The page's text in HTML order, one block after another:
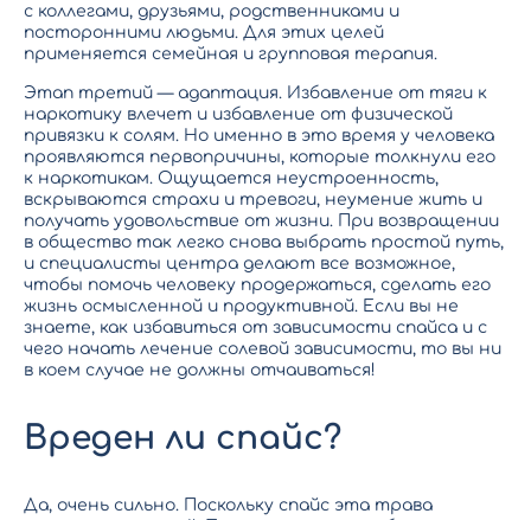
с коллегами, друзьями, родственниками и
посторонними людьми. Для этих целей
применяется семейная и групповая терапия.
Этап третий — адаптация. Избавление от тяги к
наркотику влечет и избавление от физической
привязки к солям. Но именно в это время у человека
проявляются первопричины, которые толкнули его
к наркотикам. Ощущается неустроенность,
вскрываются страхи и тревоги, неумение жить и
получать удовольствие от жизни. При возвращении
в общество так легко снова выбрать простой путь,
и специалисты центра делают все возможное,
чтобы помочь человеку продержаться, сделать его
жизнь осмысленной и продуктивной. Если вы не
знаете, как избавиться от зависимости спайса и с
чего начать лечение солевой зависимости, то вы ни
в коем случае не должны отчаиваться!
Вреден ли спайс?
Да, очень сильно. Поскольку спайс эта трава